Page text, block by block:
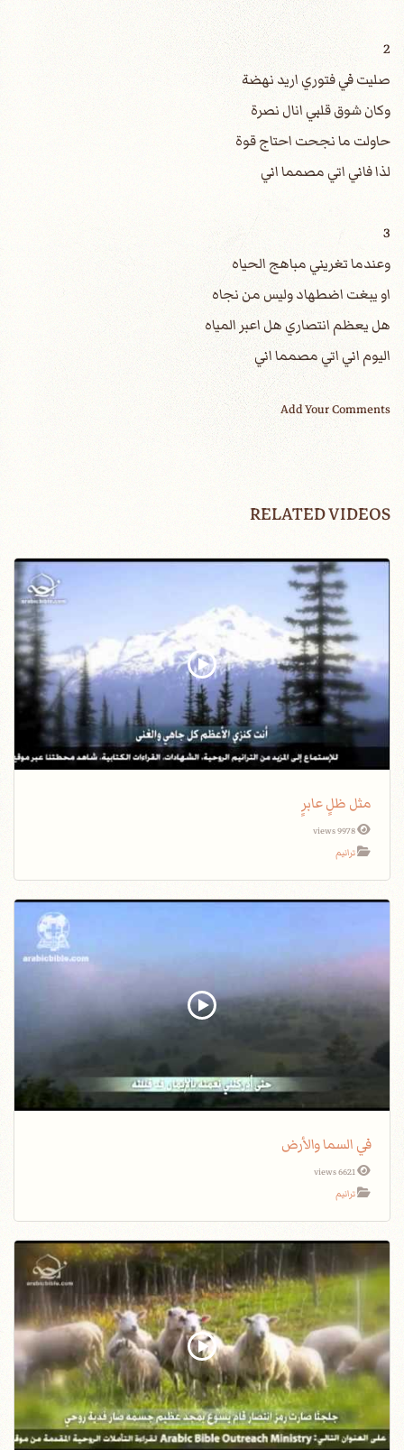
2
صليت في فتوري اريد نهضة
وكان شوق قلبي انال نصرة
حاولت ما نجحت احتاج قوة
لذا فاني اتي مصمما اني
3
وعندما تغريني مباهج الحياه
او يبغت اضطهاد وليس من نجاه
هل يعظم انتصاري هل اعبر المياه
اليوم اني اتي مصمما اني
Add Your Comments
RELATED VIDEOS
مثل ظلٍ عابرٍ
9978 views
ترانيم
في السما والأرض
6621 views
ترانيم